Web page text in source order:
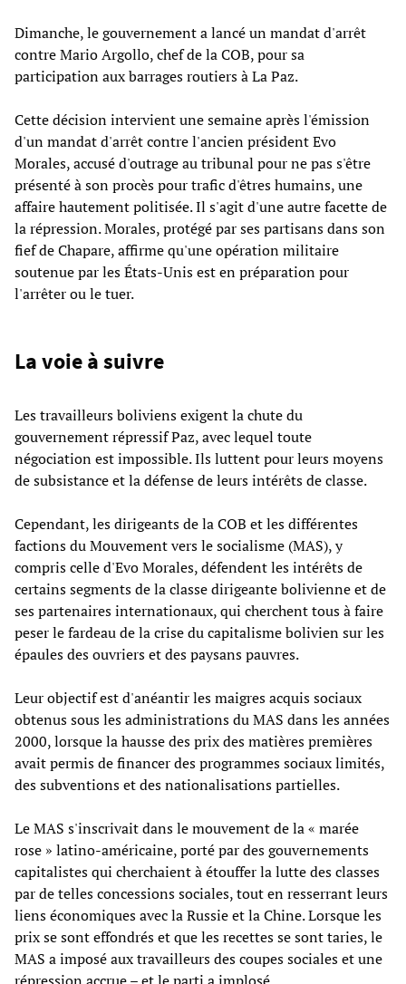
Dimanche, le gouvernement a lancé un mandat d'arrêt
contre Mario Argollo, chef de la COB, pour sa
participation aux barrages routiers à La Paz.
Cette décision intervient une semaine après l'émission
d'un mandat d'arrêt contre l'ancien président Evo
Morales, accusé d'outrage au tribunal pour ne pas s'être
présenté à son procès pour trafic d'êtres humains, une
affaire hautement politisée. Il s'agit d'une autre facette de
la répression. Morales, protégé par ses partisans dans son
fief de Chapare, affirme qu'une opération militaire
soutenue par les États-Unis est en préparation pour
l'arrêter ou le tuer.
La voie à suivre
Les travailleurs boliviens exigent la chute du
gouvernement répressif Paz, avec lequel toute
négociation est impossible. Ils luttent pour leurs moyens
de subsistance et la défense de leurs intérêts de classe.
Cependant, les dirigeants de la COB et les différentes
factions du Mouvement vers le socialisme (MAS), y
compris celle d'Evo Morales, défendent les intérêts de
certains segments de la classe dirigeante bolivienne et de
ses partenaires internationaux, qui cherchent tous à faire
peser le fardeau de la crise du capitalisme bolivien sur les
épaules des ouvriers et des paysans pauvres.
Leur objectif est d'anéantir les maigres acquis sociaux
obtenus sous les administrations du MAS dans les années
2000, lorsque la hausse des prix des matières premières
avait permis de financer des programmes sociaux limités,
des subventions et des nationalisations partielles.
Le MAS s'inscrivait dans le mouvement de la « marée
rose » latino-américaine, porté par des gouvernements
capitalistes qui cherchaient à étouffer la lutte des classes
par de telles concessions sociales, tout en resserrant leurs
liens économiques avec la Russie et la Chine. Lorsque les
prix se sont effondrés et que les recettes se sont taries, le
MAS a imposé aux travailleurs des coupes sociales et une
répression accrue – et le parti a implosé.